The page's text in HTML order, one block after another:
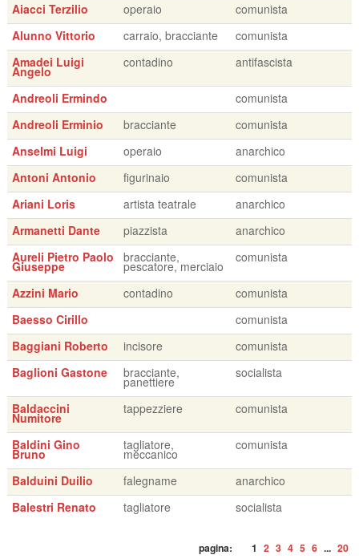
Aiacci Terzilio
operaio
comunista
Alunno Vittorio
carraio, bracciante
comunista
Amadei Luigi
Angelo
contadino antifascista
Andreoli Ermindo
comunista
Andreoli Erminio
bracciante
comunista
Anselmi Luigi
operaio
anarchico
Antoni Antonio
figurinaio
comunista
Ariani Loris
artista teatrale
anarchico
Armanetti Dante
piazzista
anarchico
Aureli Pietro Paolo
Giuseppe
bracciante,
pescatore, merciaio
comunista
Azzini Mario contadino
comunista
Baesso Cirillo
comunista
Baggiani Roberto
incisore
comunista
Baglioni Gastone
bracciante,
panettiere
socialista
Baldaccini
Numitore
tappezziere comunista
Baldini Gino
Bruno
tagliatore,
meccanico
comunista
Balduini Duilio falegname
anarchico
Balestri Renato
tagliatore socialista
pagina: 1 2 3 4 5 6 ... 20